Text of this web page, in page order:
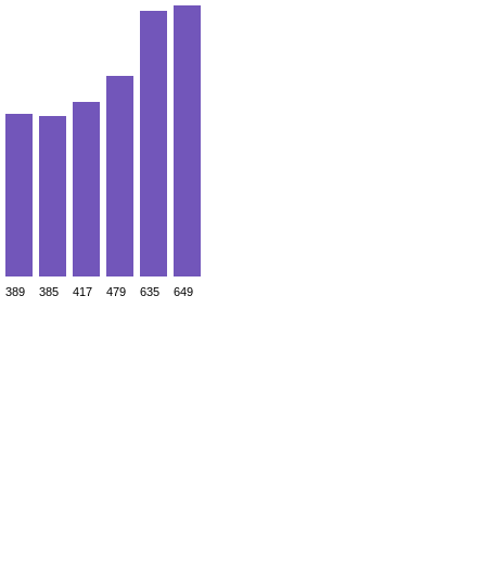
389 385 417 479 635 649